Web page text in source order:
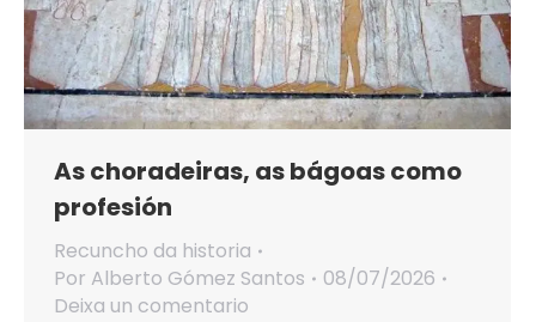
As choradeiras, as bágoas como
profesión
Recuncho da historia
Por Alberto Gómez Santos
08/07/2026
Deixa un comentario